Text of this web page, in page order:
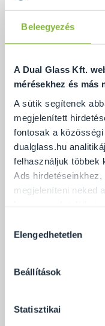
Beleegyezés
A Dual Glass Kft.
mérésekhez és más
A sütik segítenek
megjelenített
fontosak a
dualglass.hu
felhasználjuk többek
Ads
megjeleníteni neked
Ennek a
soha semmilyen
és később bármikor
kiválasztása
Elengedhetetlen
Beállítások
Statisztikai